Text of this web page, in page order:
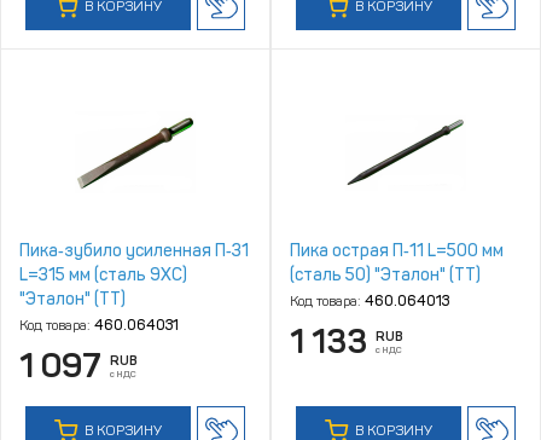
В КОРЗИНУ В КОРЗИНУ
Пика‑зубило усиленная П‑31
L=315 мм (сталь 9ХС)
"Эталон" (ТТ)
Код товара: 460.064031
1 097 RUB
с НДС
В КОРЗИНУ
Пика острая П‑11 L=500 мм
(сталь 50) "Эталон" (ТТ)
Код товара: 460.064013
1 133 RUB
с НДС
В КОРЗИНУ